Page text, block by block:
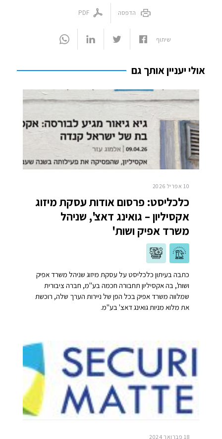
03-6093609
03-6093609
הדפסה PDF
שיתוף
אולי יעניין אותך גם
10 אפריל 2026
כלכליסט: פרסום אודות עסקת מיזוג
אקסיליון – גואינג דאצ', שניהל
משרד אפיק ושות'
כתבה בעיתון כלכליסט על עסקת מיזוג שניהל משרד אפיק
ושות', בה אקסיליון תחבורה חכמה בע"מ, חברה ציבורית
שמלווה משרד אפיק בכל הפן של ניירות הערך שלה, רוכשת
את מלוא מניות גואינג דאצ' בע"מ.
18 פברואר 2024